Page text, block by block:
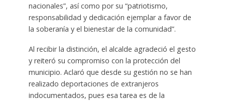
nacionales”, así como por su “patriotismo,
responsabilidad y dedicación ejemplar a favor de
la soberanía y el bienestar de la comunidad”.
Al recibir la distinción, el alcalde agradeció el gesto
y reiteró su compromiso con la protección del
municipio. Aclaró que desde su gestión no se han
realizado deportaciones de extranjeros
indocumentados, pues esa tarea es de la